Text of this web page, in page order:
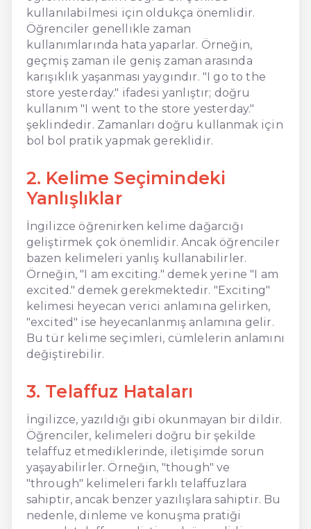
kullanılabilmesi için oldukça önemlidir.
Öğrenciler genellikle zaman
kullanımlarında hata yaparlar. Örneğin,
geçmiş zaman ile geniş zaman arasında
karışıklık yaşanması yaygındır. "I go to the
store yesterday." ifadesi yanlıştır; doğru
kullanım "I went to the store yesterday."
şeklindedir. Zamanları doğru kullanmak için
bol bol pratik yapmak gereklidir.
2. Kelime Seçimindeki
Yanlışlıklar
İngilizce öğrenirken kelime dağarcığı
geliştirmek çok önemlidir. Ancak öğrenciler
bazen kelimeleri yanlış kullanabilirler.
Örneğin, "I am exciting." demek yerine "I am
excited." demek gerekmektedir. "Exciting"
kelimesi heyecan verici anlamına gelirken,
"excited" ise heyecanlanmış anlamına gelir.
Bu tür kelime seçimleri, cümlelerin anlamını
değiştirebilir.
3. Telaffuz Hataları
İngilizce, yazıldığı gibi okunmayan bir dildir.
Öğrenciler, kelimeleri doğru bir şekilde
telaffuz etmediklerinde, iletişimde sorun
yaşayabilirler. Örneğin, "though" ve
"through" kelimeleri farklı telaffuzlara
sahiptir, ancak benzer yazılışlara sahiptir. Bu
nedenle, dinleme ve konuşma pratiği